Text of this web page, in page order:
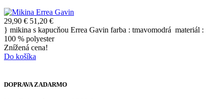
29,90 € 51,20 €
} mikina s kapucňou Errea Gavin farba : tmavomodrá materiál :
100 % polyester
Znížená cena!
Do košíka
DOPRAVA ZADARMO